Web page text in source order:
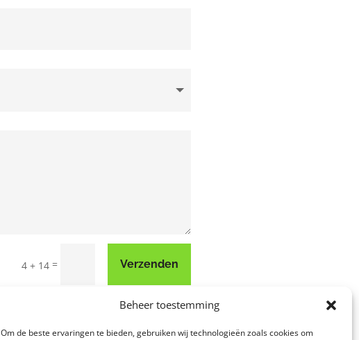
Beheer toestemming
Om de beste ervaringen te bieden, gebruiken wij technologieën zoals cookies om
4 + 14 = Verzenden